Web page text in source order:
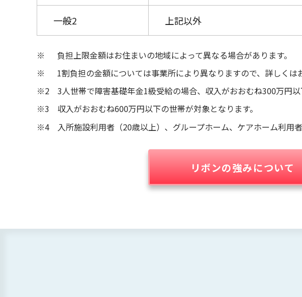
一般2 上記以外
※ 負担上限金額はお住まいの地域によって異なる場合があります。
※ 1割負担の金額については事業所により異なりますので、詳しくは
※2 3人世帯で障害基礎年金1級受給の場合、収入がおおむね300万円以
※3 収入がおおむね600万円以下の世帯が対象となります。
※4 入所施設利用者（20歳以上）、グループホーム、ケアホーム利用
リボンの強みについて